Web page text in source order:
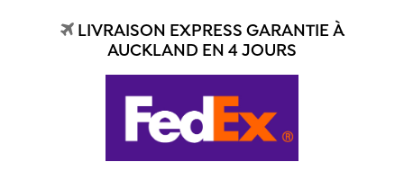
LIVRAISON EXPRESS GARANTIE À
AUCKLAND EN 4 JOURS